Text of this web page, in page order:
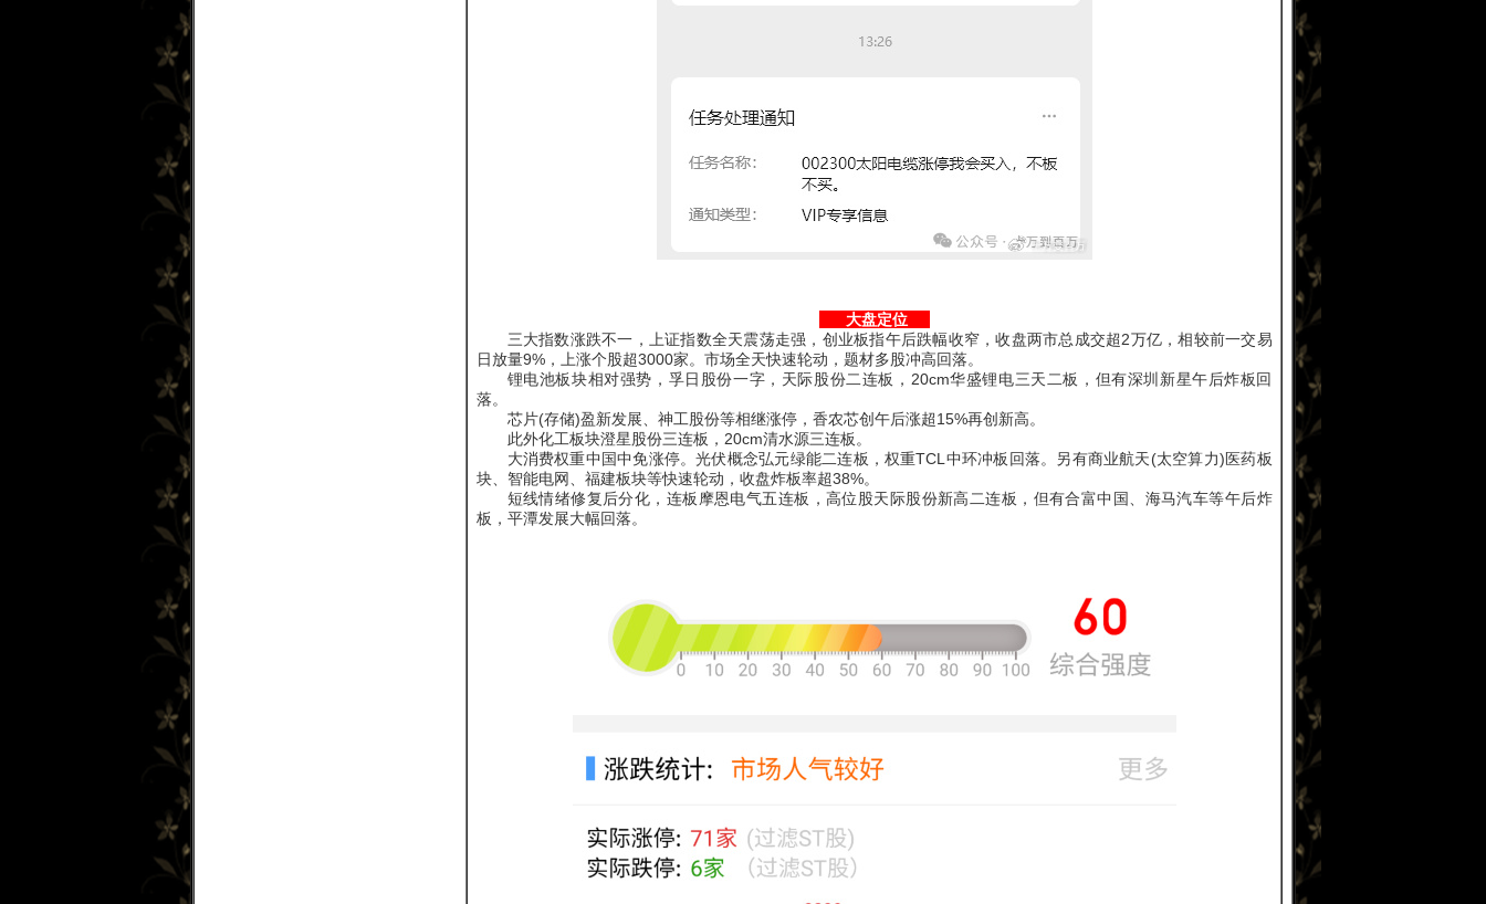
大盘定位
三大指数涨跌不一，上证指数全天震荡走强，创业板指午后跌幅收窄，收盘两市总成交超2万亿，相较前一交易
日放量9%，上涨个股超3000家。市场全天快速轮动，题材多股冲高回落。
锂电池板块相对强势，孚日股份一字，天际股份二连板，20cm华盛锂电三天二板，但有深圳新星午后炸板回
落。
芯片(存储)盈新发展、神工股份等相继涨停，香农芯创午后涨超15%再创新高。
此外化工板块澄星股份三连板，20cm清水源三连板。
大消费权重中国中免涨停。光伏概念弘元绿能二连板，权重TCL中环冲板回落。另有商业航天(太空算力)医药板
块、智能电网、福建板块等快速轮动，收盘炸板率超38%。
短线情绪修复后分化，连板摩恩电气五连板，高位股天际股份新高二连板，但有合富中国、海马汽车等午后炸
板，平潭发展大幅回落。